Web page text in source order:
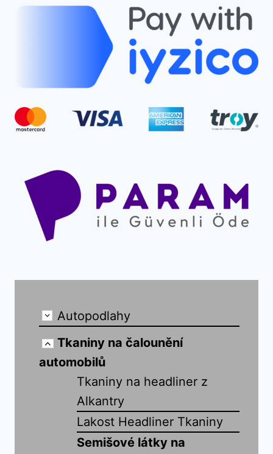
Autopodlahy
Tkaniny na čalounění
automobilů
Tkaniny na headliner z
Alkantry
Lakost Headliner Tkaniny
Semišové látky na